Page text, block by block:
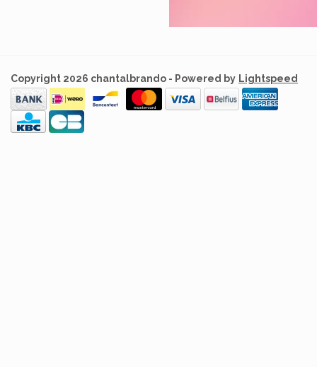
Copyright 2026 chantalbrando - Powered by Lightspeed